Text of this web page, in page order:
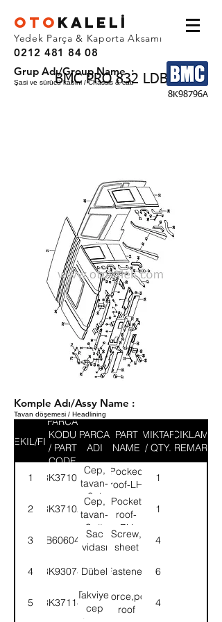
OTO KALEL İ
Yedek Parça & Kaporta Aksamı
0212 481 84 08
BMC PRO 832 LDB
Grup Adı/Group Name :
Şasi ve sürücü kabini / Chassis & cab
8K98796A
Komple Adı/Assy Name :
Tavan döşemesi / Headlining
SEKIL/FIG
PARCA
KODU
/ PART
CODE
PARCA
ADI
PART
NAME
MIKTAR
/ QTY.
ACIKLAMA
/ REMARK
1 8K37101
Cep,
tavan-
Sol
Pocked
roof-LH
1
2 8K37102
Cep,
tavan-
Sağ
Pocket
roof-
RH
1
3 AB606044
Sac
vidası
Screw,
sheet
4
4 8K93074Dübel Fastener 6
5 8K37114
Takviye,
cep
Reinforce,pocket
roof
4